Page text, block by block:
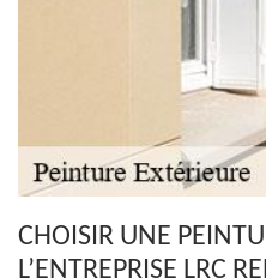
CHOISIR UNE
L’ENTREPRISE LRC